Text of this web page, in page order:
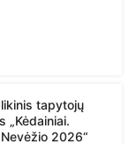
tapytojų
„Kėdainiai.
2026“